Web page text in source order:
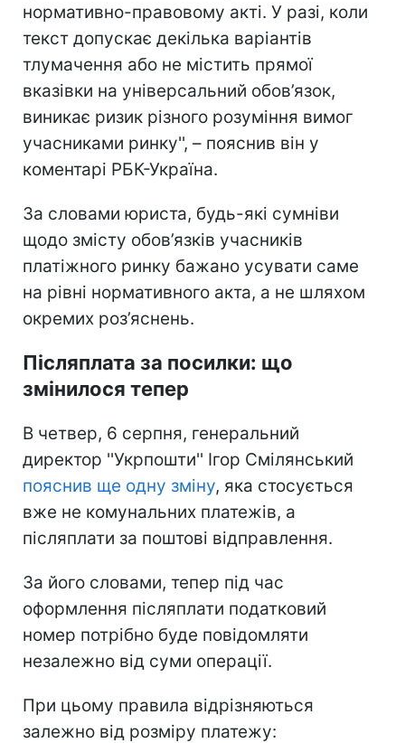
нормативно-правовому акті. У разі, коли
текст допускає декілька варіантів
тлумачення або не містить прямої
вказівки на універсальний обов’язок,
виникає ризик різного розуміння вимог
учасниками ринку'', – пояснив він у
коментарі РБК-Україна.
За словами юриста, будь-які сумніви
щодо змісту обов’язків учасників
платіжного ринку бажано усувати саме
на рівні нормативного акта, а не шляхом
окремих роз’яснень.
Післяплата за посилки: що
змінилося тепер
В четвер, 6 серпня, генеральний
директор ''Укрпошти'' Ігор Смілянський
пояснив ще одну зміну, яка стосується
вже не комунальних платежів, а
післяплати за поштові відправлення.
За його словами, тепер під час
оформлення післяплати податковий
номер потрібно буде повідомляти
незалежно від суми операції.
При цьому правила відрізняються
залежно від розміру платежу: